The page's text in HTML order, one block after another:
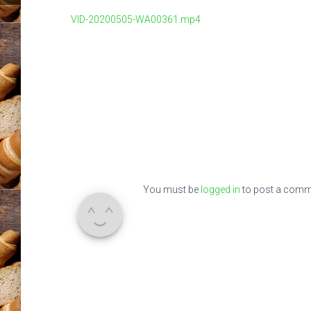
VID-20200505-WA00361.mp4
You must be logged into post a